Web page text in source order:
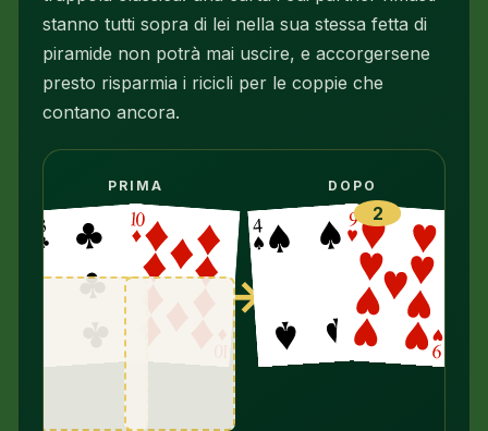
stanno tutti sopra di lei nella sua stessa fetta di
piramide non potrà mai uscire, e accorgersene
presto risparmia i ricicli per le coppie che
contano ancora.
PRIMA
→
DOPO
2